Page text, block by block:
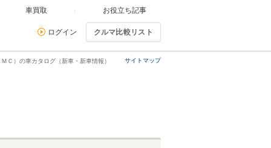
車買取 お役立ち記事
ログイン クルマ比較リスト
サイトマップ
Ｃ）の車カタログ（新車・新車情報）